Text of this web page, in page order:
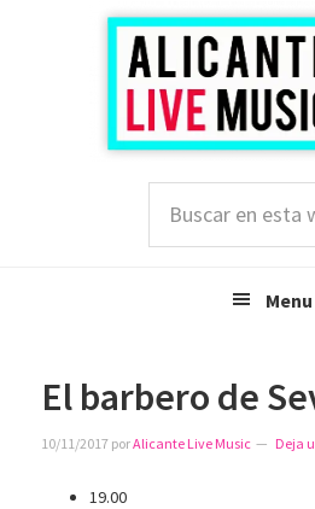
esta
Menu
El barbero de
10/11/2017 porAlicante Live Music Deja
19.00